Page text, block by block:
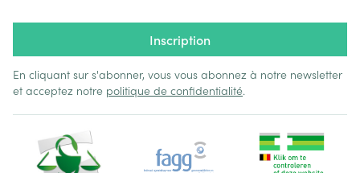
Inscription
En cliquant sur s'abonner, vous vous abonnez à notre newsletter
et acceptez notre politique de confidentialité.